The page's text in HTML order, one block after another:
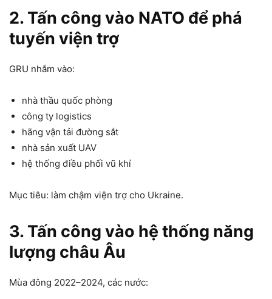
2. Tấn công vào NATO để phá
tuyến viện trợ
GRU nhắm vào:
nhà thầu quốc phòng
công ty logistics
hãng vận tải đường sắt
nhà sản xuất UAV
hệ thống điều phối vũ khí
Mục tiêu: làm chậm viện trợ cho Ukraine.
3. Tấn công vào hệ thống năng
lượng châu Âu
Mùa đông 2022–2024, các nước: